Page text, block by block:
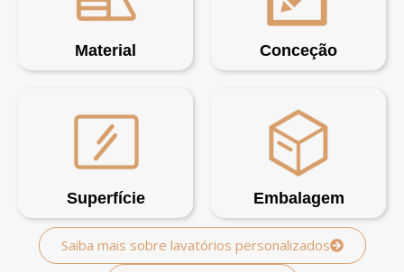
Material Conceção
Superfície Embalagem
Saiba mais sobre lavatórios personalizados